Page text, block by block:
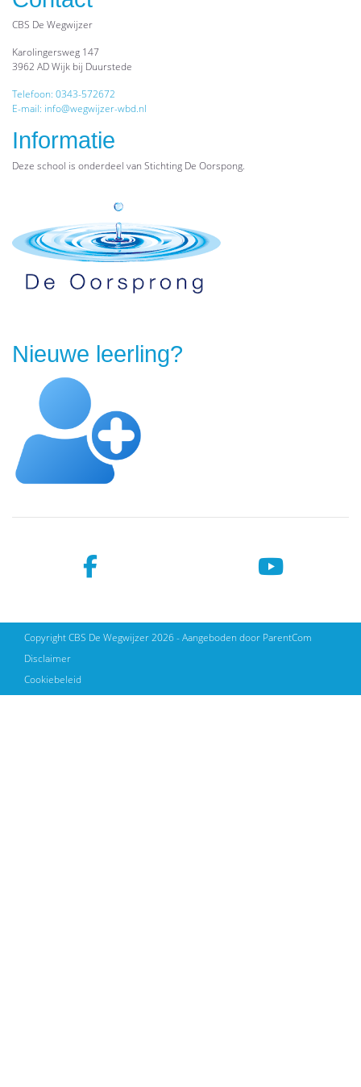
CBS De Wegwijzer
Karolingersweg 147
3962 AD Wijk bij Duurstede
Telefoon: 0343-572672
E-mail: info@wegwijzer-wbd.nl
Informatie
Deze school is onderdeel van Stichting De Oorspong.
Nieuwe leerling?
Copyright CBS De Wegwijzer 2026 - Aangeboden door ParentCom
Disclaimer
Cookiebeleid